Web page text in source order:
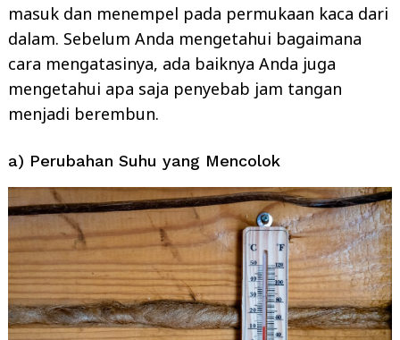
masuk dan menempel pada permukaan kaca dari
dalam. Sebelum Anda mengetahui bagaimana
cara mengatasinya, ada baiknya Anda juga
mengetahui apa saja penyebab jam tangan
menjadi berembun.
a) Perubahan Suhu yang Mencolok